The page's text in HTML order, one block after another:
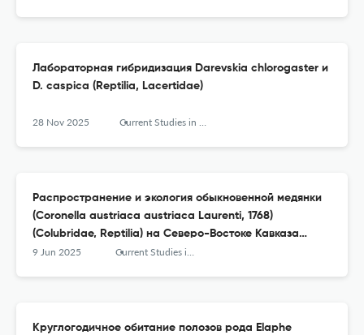
Лабораторная гибридизация Darevskia chlorogaster и
D. caspica (Reptilia, Lacertidae)
28 Nov 2025 Current Studies in Herpetology
Распространение и экология обыкновенной медянки
(Coronella austriaca austriaca Laurenti, 1768)
(Colubridae, Reptilia) на Северо-Востоке Кавказа
(Дагестан, Россия)
9 Jun 2025 Current Studies in Herpetology
Круглогодичное обитание полозов рода Elaphe